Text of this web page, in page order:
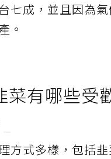
七成，並且因為
。
菜有哪些受
方式多樣，包括